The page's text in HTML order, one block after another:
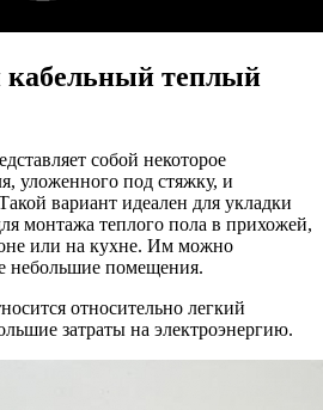
кабельный теплый
собой некоторое
уложенного под стяжку, и
вариант идеален для укладки
монтажа теплого пола в прихожей,
или на кухне. Им можно
небольшие помещения.
относительно легкий
затраты на электроэнергию.